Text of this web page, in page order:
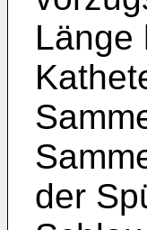
Länge
der